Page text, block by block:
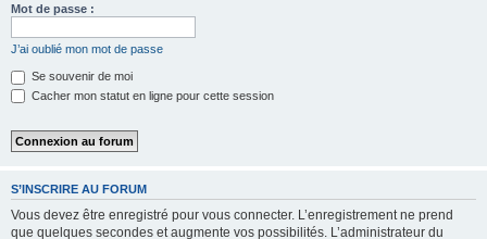
Mot de passe :
J’ai oublié mon mot de passe
Se souvenir de moi
Cacher mon statut en ligne pour cette session
S’INSCRIRE AU FORUM
Vous devez être enregistré pour vous connecter. L’enregistrement ne prend
que quelques secondes et augmente vos possibilités. L’administrateur du